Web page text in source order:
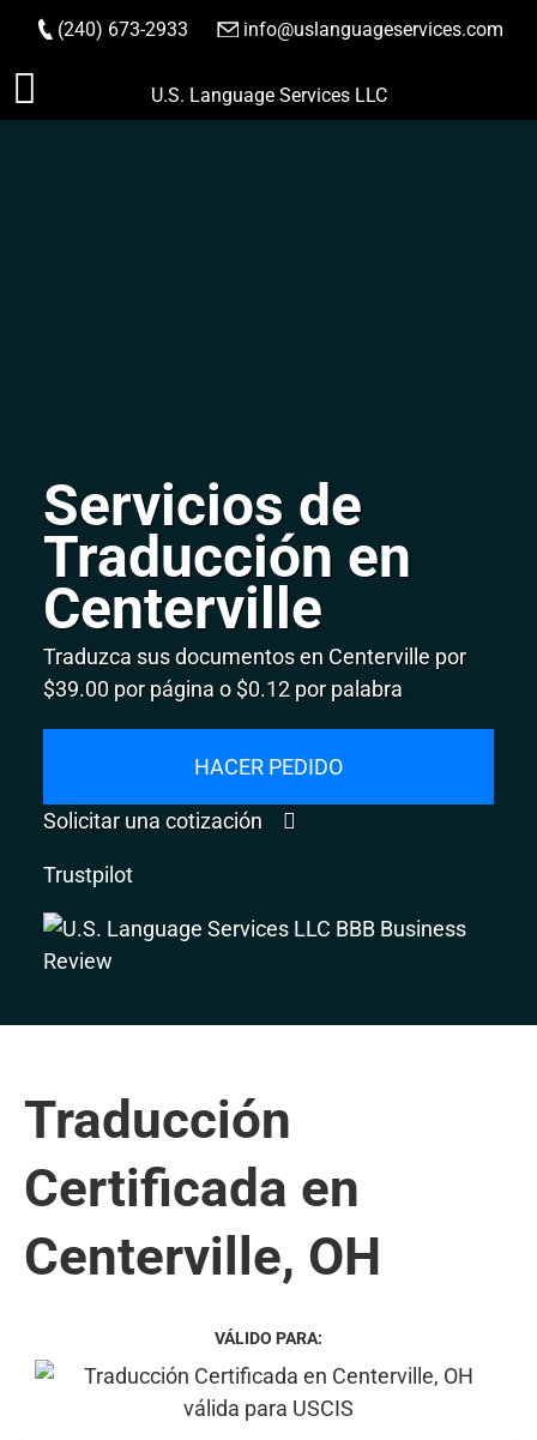
Saltar
(240) 673-2933 info@uslanguageservices.com
HACER PEDIDO
U.S. Language Services LLC
Servicios de
Traducción en
Centerville
Traduzca sus documentos en Centerville por
$39.00 por página o $0.12 por palabra
HACER PEDIDO
Solicitar una cotización
Trustpilot
Traducción
Certificada en
Centerville, OH
VÁLIDO PARA: